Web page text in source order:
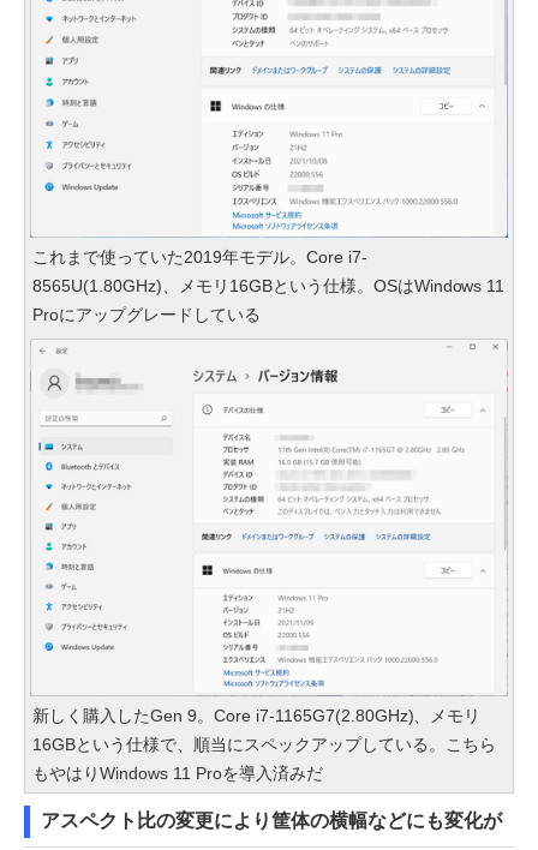
これまで使っていた2019年モデル。Core i7-
8565U(1.80GHz)、メモリ16GBという仕様。OSはWindows 11
Proにアップグレードしている
新しく購入したGen 9。Core i7-1165G7(2.80GHz)、メモリ
16GBという仕様で、順当にスペックアップしている。こちら
もやはりWindows 11 Proを導入済みだ
アスペクト比の変更により筐体の横幅などにも変化が